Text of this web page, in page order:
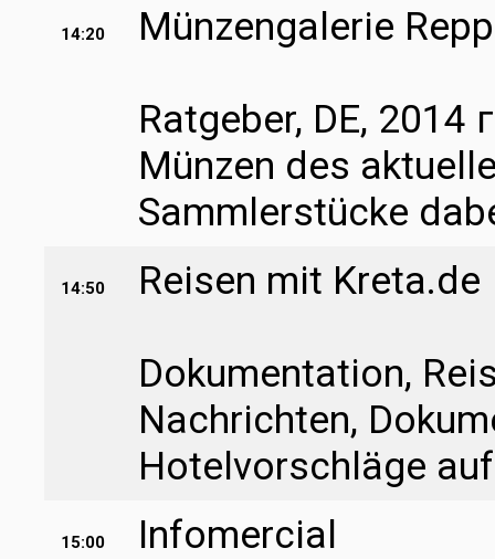
14:20
Münzengalerie
Ratgeber, DE, 2014
Münzen des
Sammlerstücke
14:50
Reisen mit Kreta.de
Dokumentation,
Nachrichten,
Hotelvorschläge
15:00
Infomercial